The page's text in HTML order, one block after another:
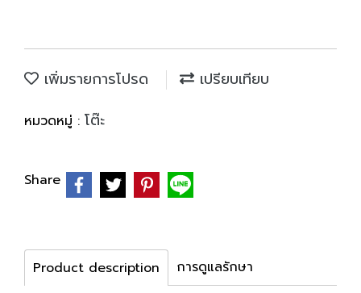
เพิ่มรายการโปรด เปรียบเทียบ
หมวดหมู่ : โต๊ะ
Share
Product description
การดูแลรักษา